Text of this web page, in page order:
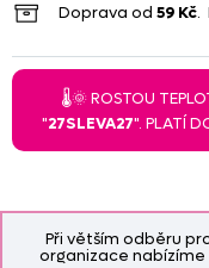
Při větším odběru
organizace
Doprava od 59 Kč.
🌡️🌞 ROSTOU
"27SLEVA27". PLATÍ